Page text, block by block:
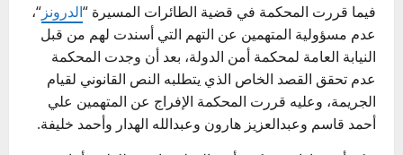
فيما قررت المحكمة في قضية الطائرات المسيرة “الدرونز“،
عدم مسؤولية المتهمين عن التهم التي أسندت لهم من قبل
النيابة العامة لمحكمة أمن الدولة، بعد أن وجدت المحكمة
عدم تحقق القصد الخاص الذي يتطلبه النص القانوني لقيام
الجريمة، وعليه قررت المحكمة الإفراج عن المتهمين علي
أحمد قاسم وعبدالعزيز هارون وعبدالله الهدار وأحمد خليفة.